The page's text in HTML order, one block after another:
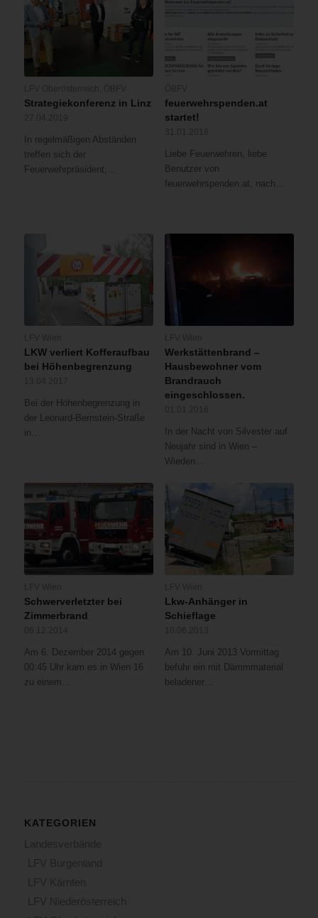
Strategiekonferenz in Linz
In regelmäßigen Abständen
treffen sich der
Feuerwehrpräsident,…
feuerwehrspenden.at
startet!
Liebe Feuerwehren, liebe
Benutzer von
feuerwehrspenden.at, nach…
LKW verliert Kofferaufbau
bei Höhenbegrenzung
Bei der Höhenbegrenzung in
der Leonard-Bernstein-Straße
in…
Werkstättenbrand –
Hausbewohner vom
Brandrauch
eingeschlossen.
In der Nacht von Silvester auf
Neujahr sind in Wien –
Wieden…
Schwerverletzter bei
Zimmerbrand
Am 6. Dezember 2014 gegen
00:45 Uhr kam es in Wien 16
zu einem…
Lkw-Anhänger in
Schieflage
Am 10. Juni 2013 Vormittag
befuhr ein mit Dämmmaterial
beladener…
KATEGORIEN